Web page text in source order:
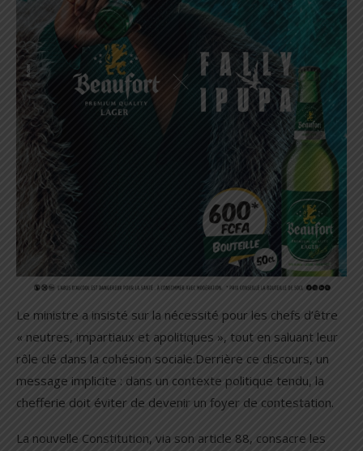
Le ministre a insisté sur la nécessité pour les chefs d’être
« neutres, impartiaux et apolitiques », tout en saluant leur
rôle clé dans la cohésion sociale.Derrière ce discours, un
message implicite : dans un contexte politique tendu, la
chefferie doit éviter de devenir un foyer de contestation.
La nouvelle Constitution, via son article 88, consacre les